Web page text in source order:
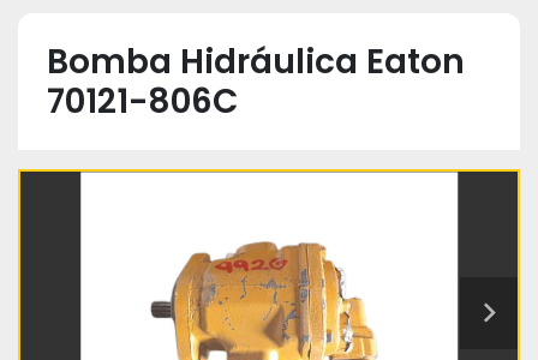
Bomba Hidráulica Eaton
70121-806C